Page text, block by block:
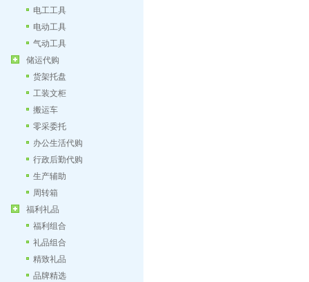
电工工具
电动工具
气动工具
储运代购
货架托盘
工装文柜
搬运车
零采委托
办公生活代购
行政后勤代购
生产辅助
周转箱
福利礼品
福利组合
礼品组合
精致礼品
品牌精选